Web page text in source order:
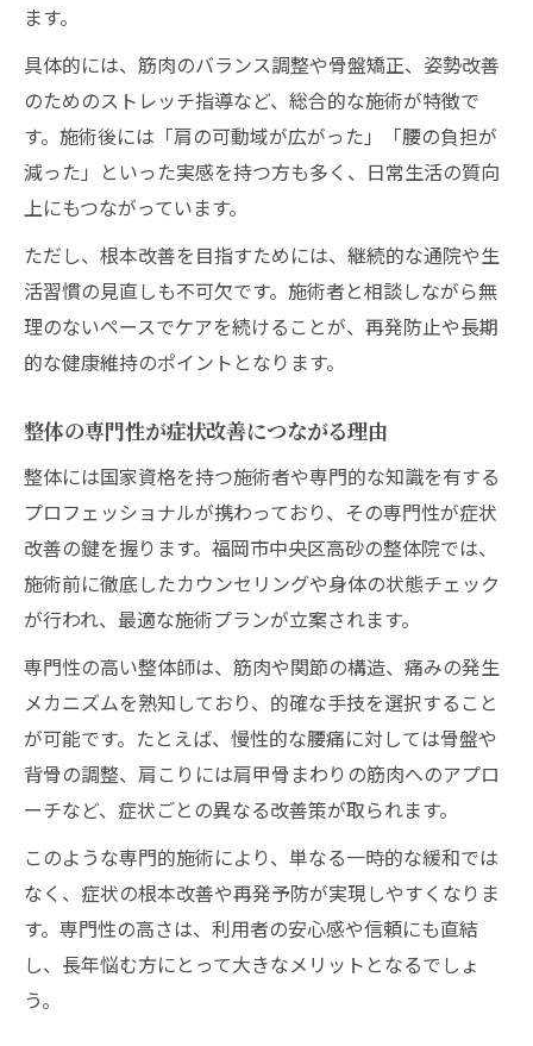
ます。
具体的には、筋肉のバランス調整や骨盤矯正、姿勢改善
のためのストレッチ指導など、総合的な施術が特徴で
す。施術後には「肩の可動域が広がった」「腰の負担が
減った」といった実感を持つ方も多く、日常生活の質向
上にもつながっています。
ただし、根本改善を目指すためには、継続的な通院や生
活習慣の見直しも不可欠です。施術者と相談しながら無
理のないペースでケアを続けることが、再発防止や長期
的な健康維持のポイントとなります。
整体の専門性が症状改善につながる理由
整体には国家資格を持つ施術者や専門的な知識を有する
プロフェッショナルが携わっており、その専門性が症状
改善の鍵を握ります。福岡市中央区高砂の整体院では、
施術前に徹底したカウンセリングや身体の状態チェック
が行われ、最適な施術プランが立案されます。
専門性の高い整体師は、筋肉や関節の構造、痛みの発生
メカニズムを熟知しており、的確な手技を選択すること
が可能です。たとえば、慢性的な腰痛に対しては骨盤や
背骨の調整、肩こりには肩甲骨まわりの筋肉へのアプロ
ーチなど、症状ごとの異なる改善策が取られます。
このような専門的施術により、単なる一時的な緩和では
なく、症状の根本改善や再発予防が実現しやすくなりま
す。専門性の高さは、利用者の安心感や信頼にも直結
し、長年悩む方にとって大きなメリットとなるでしょ
う。